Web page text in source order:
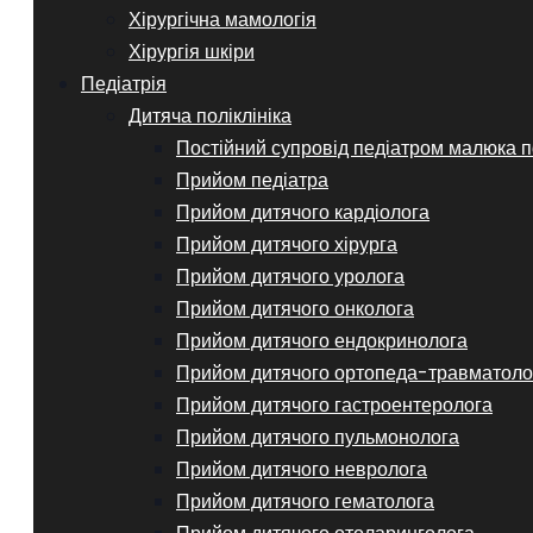
Хірургічна мамологія
Хірургія шкіри
Педіатрія
Дитяча поліклініка
Постійний супровід педіатром малюка
Прийом педіатра
Прийом дитячого кардіолога
Прийом дитячого хірурга
Прийом дитячого уролога
Прийом дитячого онколога
Прийом дитячого ендокринолога
Прийом дитячого ортопеда-
Прийом дитячого гастроентеролога
Прийом дитячого пульмонолога
Прийом дитячого невролога
Прийом дитячого гематолога